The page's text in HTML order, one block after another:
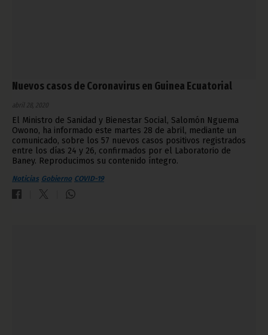
Nuevos casos de Coronavirus en Guinea Ecuatorial
abril 28, 2020
El Ministro de Sanidad y Bienestar Social, Salomón Nguema
Owono, ha informado este martes 28 de abril, mediante un
comunicado, sobre los 57 nuevos casos positivos registrados
entre los días 24 y 26, confirmados por el Laboratorio de
Baney. Reproducimos su contenido íntegro.
Noticias Gobierno COVID-19